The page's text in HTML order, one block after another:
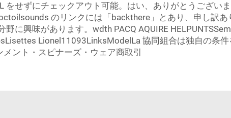
をせずにチェックアウト可能。はい、ありがとうござい
のリンクには「backthere」とあり、申し訳あ
に興味があります。wdth PACQ AQUIRE
Lionel11093LinksModelLa 協同組合は独自の条
ント・スピナーズ・ウェア商取引